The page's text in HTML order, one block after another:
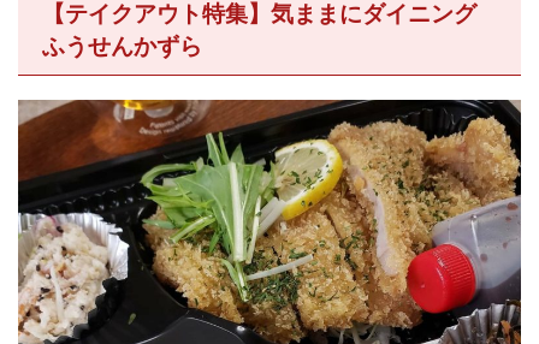
【テイクアウト特集】気ままにダイニング
ふうせんかずら